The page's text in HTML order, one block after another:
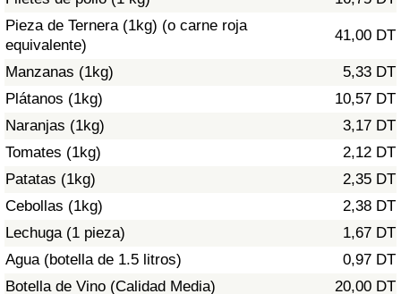
Pieza de Ternera (1kg) (o carne roja
equivalente)
41,00 DT
Manzanas (1kg)
5,33 DT
Plátanos (1kg)
10,57 DT
Naranjas (1kg)
3,17 DT
Tomates (1kg)
2,12 DT
Patatas (1kg)
2,35 DT
Cebollas (1kg)
2,38 DT
Lechuga (1 pieza)
1,67 DT
Agua (botella de 1.5 litros)
0,97 DT
Botella de Vino (Calidad Media)
20,00 DT
Contaminación
Índice de Contaminación (Actual)
Índice de contaminación
Índice de Contaminación por País
Tráfico
Índice de Tráfico